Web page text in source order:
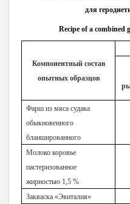
для
Recipe of a
Компонентный состав
опытных образцов
Фарш из мяса судака
обыкновенного
бланшированного
Молоко коровье
пастеризованное
жирностью 1,5 %
Закваска «Эвиталия»